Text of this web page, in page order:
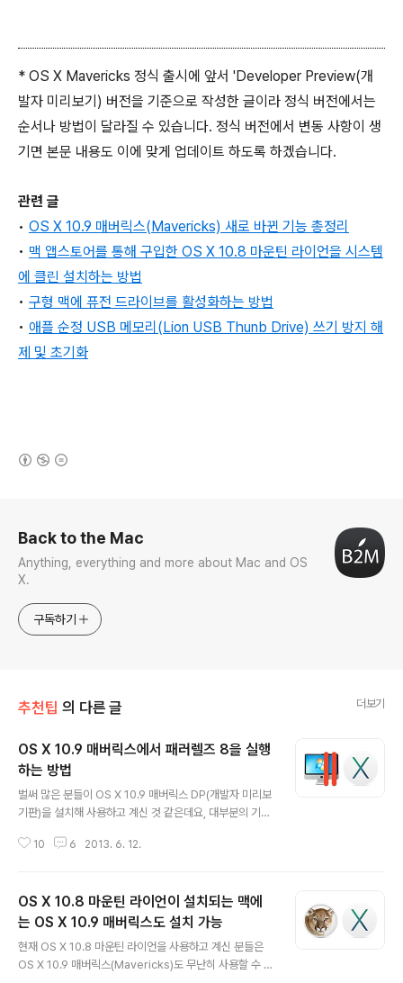
* OS X Mavericks 정식 출시에 앞서 'Developer Preview(개
발자 미리보기) 버전을 기준으로 작성한 글이라 정식 버전에서는
순서나 방법이 달라질 수 있습니다. 정식 버전에서 변동 사항이 생
기면 본문 내용도 이에 맞게 업데이트 하도록 하겠습니다.
관련 글
• OS X 10.9 매버릭스(Mavericks) 새로 바뀐 기능 총정리
• 맥 앱스토어를 통해 구입한 OS X 10.8 마운틴 라이언을 시스템
에 클린 설치하는 방법
• 구형 맥에 퓨전 드라이브를 활성화하는 방법
• 애플 순정 USB 메모리(Lion USB Thunb Drive) 쓰기 방지 해
제 및 초기화
Back to the Mac
Anything, everything and more about Mac and OS
X.
구독하기
추천팁 의 다른 글 더보기
OS X 10.9 매버릭스에서 패러렐즈 8을 실행
하는 방법
벌써 많은 분들이 OS X 10.9 매버릭스 DP(개발자 미리보
기판)을 설치해 사용하고 계신 것 같은데요, 대부분의 기능
실사용이 어렵다는 의견이 많은 것 같습니다. 패러렐즈 데
는 오늘 공식 웹 사이트를 통해 새 버전의 패러렐즈가 나올
때까지 OS X 10.9 매버릭스에서 패러렐즈 데스크톱(Par
allels Desktop) 8을 실행할 수 있는 배치 스크립트를 사
용할 것을 당부하고 있습니다.Download* 스크립트는 패
러렐즈 구동에 필요한 6개의 드라이버를 불러오는 작업과
10 6 2013. 6. 12.
OS X 10.8 마운틴 라이언이 설치되는 맥에
는 OS X 10.9 매버릭스도 설치 가능
현재 OS X 10.8 마운틴 라이언을 사용하고 계신 분들은
OS X 10.9 매버릭스(Mavericks)도 무난히 사용할 수 있